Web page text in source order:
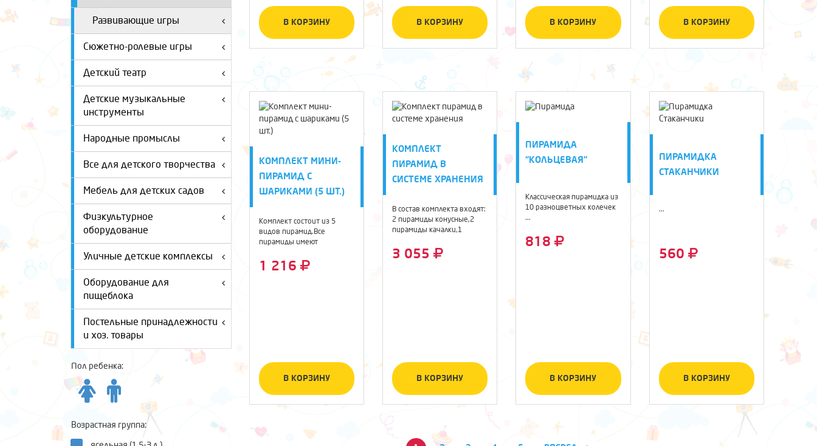
Развивающие игры
Сюжетно-ролевые игры
Детский театр
Детские музыкальные
инструменты
Народные промыслы
Все для детского творчества
Мебель для детских садов
Физкультурное
оборудование
Уличные детские комплексы
Оборудование для
пищеблока
Постельные принадлежности
и хоз. товары
Пол ребенка:
Возрастная группа:
В КОРЗИНУ В КОРЗИНУ В КОРЗИНУ В КОРЗИНУ
КОМПЛЕКТ МИНИ-
ПИРАМИД С
ШАРИКАМИ (5 ШТ.)
Комплект состоит из 5
видов пирамид.Все
пирамиды имеют
1 216
В КОРЗИНУ
КОМПЛЕКТ
ПИРАМИД В
СИСТЕМЕ ХРАНЕНИЯ
В состав комплекта входят:
2 пирамиды конусные,2
пирамиды качалки,1
3 055
В КОРЗИНУ
ПИРАМИДА
"КОЛЬЦЕВАЯ"
Классическая пирамидка из
10 разноцветных колечек
...
818
В КОРЗИНУ
ПИРАМИДКА
СТАКАНЧИКИ
...
560
В КОРЗИНУ